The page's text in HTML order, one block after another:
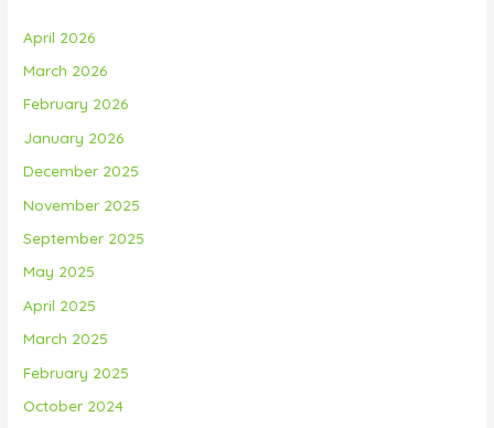
April 2026
March 2026
February 2026
January 2026
December 2025
November 2025
September 2025
May 2025
April 2025
March 2025
February 2025
October 2024